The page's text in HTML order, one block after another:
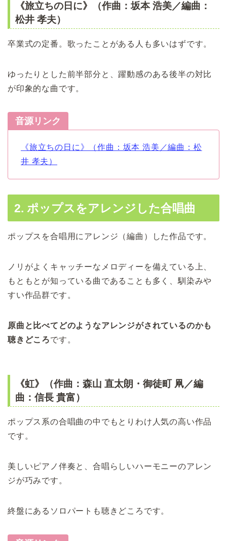
《旅立ちの日に》（作曲：坂本 浩美／編曲：
松井 孝夫）
卒業式の定番。歌ったことがある人も多いはずです。
ゆったりとした前半部分と、躍動感のある後半の対比
が印象的な曲です。
音源リンク
《旅立ちの日に》（作曲：坂本 浩美／編曲：松
井 孝夫）
2. ポップスをアレンジした合唱曲
ポップスを合唱用にアレンジ（編曲）した作品です。
ノリがよくキャッチーなメロディーを備えている上、
もともとが知っている曲であることも多く、馴染みや
すい作品群です。
原曲と比べてどのようなアレンジがされているのかも
聴きどころです。
《虹》（作曲：森山 直太朗・御徒町 凧／編
曲：信長 貴富）
ポップス系の合唱曲の中でもとりわけ人気の高い作品
です。
美しいピアノ伴奏と、合唱らしいハーモニーのアレン
ジが巧みです。
終盤にあるソロパートも聴きどころです。